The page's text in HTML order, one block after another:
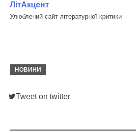
ЛітАкцент
Улюблений сайт літературної критики
НОВИНИ
Tweet on twitter